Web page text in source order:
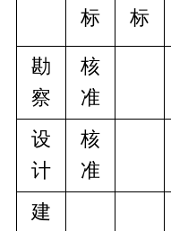
标
标
勘
察
核
准
设
计
核
准
建